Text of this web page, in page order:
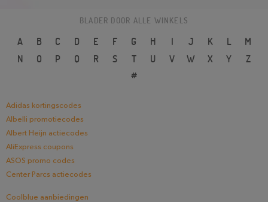
BLADER DOOR ALLE WINKELS
A B C D E F G H I J K L
M
N
O P Q R S T U V W X Y
Z
#
Adidas kortingscodes
Albelli promotiecodes
Albert Heijn actiecodes
AliExpress coupons
ASOS promo codes
Center Parcs actiecodes
Coolblue aanbiedingen